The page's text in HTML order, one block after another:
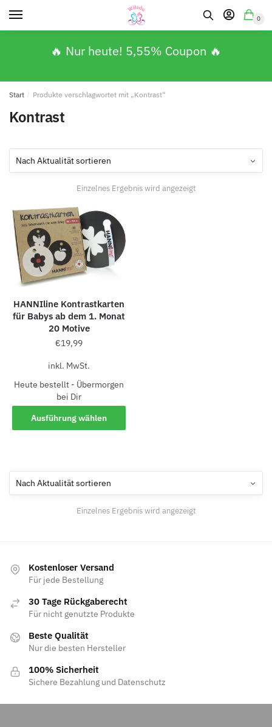
0
🔥 Nur heute! 5,55% Coupon 🔥
Start / Produkte verschlagwortet mit „Kontrast“
Kontrast
Einzelnes Ergebnis wird angezeigt
HANNIline Kontrastkarten
für Babys ab dem 1. Monat
20 Motive
€19,99
inkl. MwSt.
Heute bestellt - Übermorgen
bei Dir
Ausführung wählen
Einzelnes Ergebnis wird angezeigt
Kostenloser Versand
Für jede Bestellung
30 Tage Rückgaberecht
Für nicht genutzte Produkte
Beste Qualität
Nur die besten Hersteller
100% Sicherheit
Sichere Bezahlung und Datenschutz